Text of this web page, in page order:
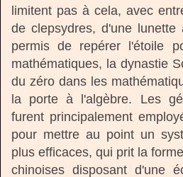
limitent pas à cela, avec
de clepsydres, d'une lunette
permis de repérer l'étoile
mathématiques, la dynastie
du zéro dans les
la porte à l'algèbre. Les
furent principalement
pour mettre au point un
plus efficaces, qui prit la
chinoises disposant d'une